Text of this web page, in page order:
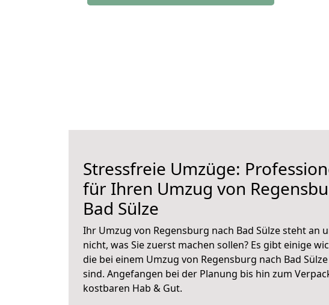
Stressfreie Umzüge:
für Ihren Umzug von
Bad Sülze
Ihr Umzug von Regensburg nach Bad Sülze steht an
nicht, was Sie zuerst machen sollen? Es gibt einige
die bei einem Umzug von Regensburg nach Bad
sind. Angefangen bei der Planung bis hin zum
kostbaren Hab & Gut.